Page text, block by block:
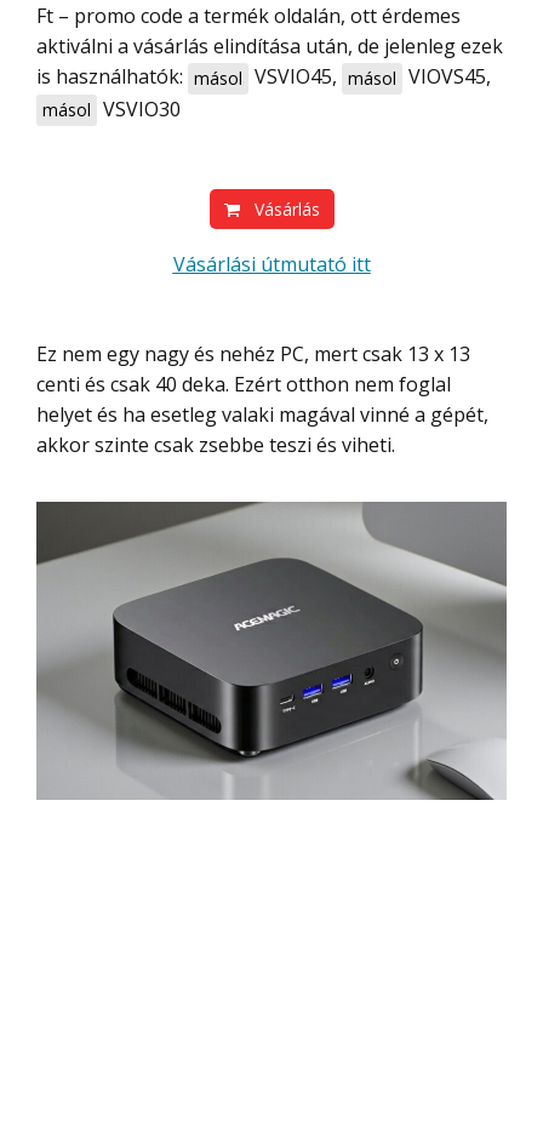
Ft – promo code a termék oldalán, ott érdemes
aktiválni a vásárlás elindítása után, de jelenleg ezek
is használhatók: másol VSVIO45, másol VIOVS45,
másol VSVIO30
Vásárlás
Vásárlási útmutató itt
Ez nem egy nagy és nehéz PC, mert csak 13 x 13
centi és csak 40 deka. Ezért otthon nem foglal
helyet és ha esetleg valaki magával vinné a gépét,
akkor szinte csak zsebbe teszi és viheti.